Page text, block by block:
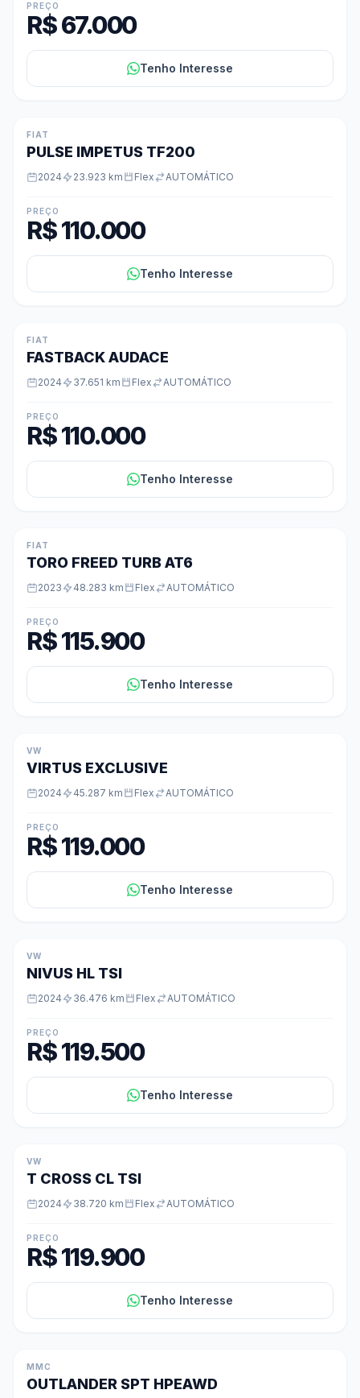
PREÇO
R$ 67.000
Tenho Interesse
FIAT
PULSE IMPETUS TF200
2024 23.923 km Flex AUTOMÁTICO
PREÇO
R$ 110.000
Tenho Interesse
FIAT
FASTBACK AUDACE
2024 37.651 km Flex AUTOMÁTICO
PREÇO
R$ 110.000
Tenho Interesse
FIAT
TORO FREED TURB AT6
2023 48.283 km Flex AUTOMÁTICO
PREÇO
R$ 115.900
Tenho Interesse
VW
VIRTUS EXCLUSIVE
2024 45.287 km Flex AUTOMÁTICO
PREÇO
R$ 119.000
Tenho Interesse
VW
NIVUS HL TSI
2024 36.476 km Flex AUTOMÁTICO
PREÇO
R$ 119.500
Tenho Interesse
VW
T CROSS CL TSI
2024 38.720 km Flex AUTOMÁTICO
PREÇO
R$ 119.900
Tenho Interesse
MMC
OUTLANDER SPT HPEAWD